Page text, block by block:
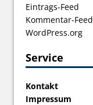
Eintrags-Feed
Kommentar-Feed
WordPress.org
Service
Kontakt
Impressum